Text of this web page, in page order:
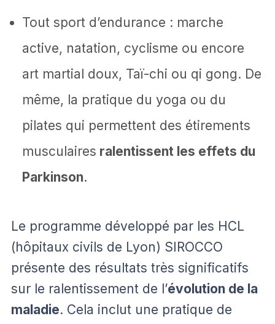
Tout sport d’endurance : marche
active, natation, cyclisme ou encore
art martial doux, Taï-chi ou qi gong. De
même, la pratique du yoga ou du
pilates qui permettent des étirements
musculaires ralentissent les effets du
Parkinson.
Le programme développé par les HCL
(hôpitaux civils de Lyon) SIROCCO
présente des résultats très significatifs
sur le ralentissement de l’évolution de la
maladie. Cela inclut une pratique de